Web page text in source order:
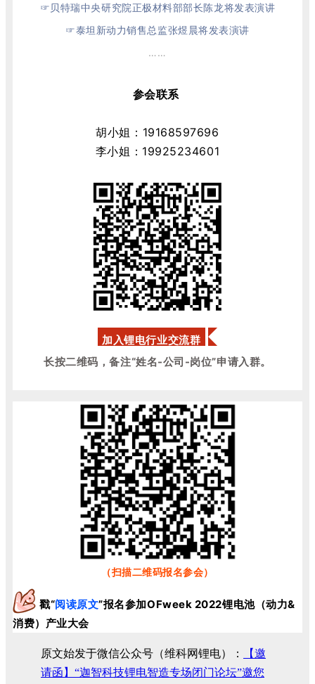
☞贝特瑞中央研究院正极材料部部长陈龙将发表演讲
☞泰坦新动力销售总监张煜晨将发表演讲
……
参会联系
胡小姐： 19168597696
李小姐：19925234601
加入锂电行业交流群
长按二维码，备注“姓名-公司-岗位”申请入群。
（扫描二维码报名参会）
戳“阅读原文”报名参加OFweek 2022锂电池（动力&
消费）产业大会
原文始发于微信公众号（维科网锂电）：
【邀
请函】“迦智科技锂电智造专场闭门论坛”邀您